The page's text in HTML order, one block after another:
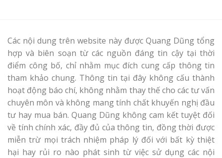
Các nội dung trên website này được Quang Dũng tổng
hợp và biên soạn từ các nguồn đáng tin cậy tại thời
điểm công bố, chỉ nhằm mục đích cung cấp thông tin
tham khảo chung. Thông tin tại đây không cấu thành
hoạt động báo chí, không nhằm thay thế cho các tư vấn
chuyên môn và không mang tính chất khuyến nghị đầu
tư hay mua bán. Quang Dũng không cam kết tuyệt đối
về tính chính xác, đầy đủ của thông tin, đồng thời được
miễn trừ mọi trách nhiệm pháp lý đối với bất kỳ thiệt
hại hay rủi ro nào phát sinh từ việc sử dụng các nội